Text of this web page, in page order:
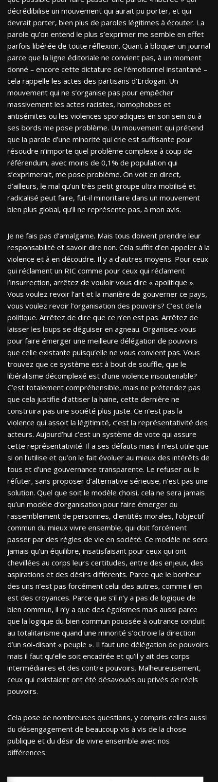
décrédibilise un mouvement qui aurait pu porter, et qui
devrait porter, bien plus de paroles légitimes à écouter. La
parole qu’on entend le plus s’exprimer me semble en effet
parfois libérée de toute réflexion. Quant à bloquer un journal
parce que la ligne éditoriale ne convient pas, à un moment
donné – encore cette dictature de l’émotionnel instantané –
cela rappelle les actes des partisans d’Erdogan. Un
mouvement qui ne s’organise pas pour empêcher
massivement les actes racistes, homophobes et
antisémites ou les violences sporadiques en son sein ou à
ses bords me pose problème. Un mouvement qui prétend
que la parole d’une minorité qui crie est suffisante pour
résoudre n’importe quel problème complexe à coup de
référendum, avec moins de 0,1% de population qui
s’exprimerait, me pose problème. On voit en direct,
d’ailleurs, le mal qu’un très petit groupe ultra mobilisé et
radicalisé peut faire, fut-il minoritaire dans un mouvement
bien plus global, qu’il ne représente pas, à mon avis.
Je ne fais pas d’amalgame. Mais tous doivent prendre leur
responsabilité et savoir dire non. Cela suffit d’en appeler à la
violence et à en découdre. Il y a d’autres moyens. Pour ceux
qui réclament un RIC comme pour ceux qui réclament
l’insurrection, arrêtez de vouloir vous dire « apolitique ».
Vous voulez revoir l’art et la manière de gouverner ce pays,
vous voulez revoir l’organisation des pouvoirs? C’est de la
politique. Arrêtez de dire que ce n’en est pas. Arrêtez de
laisser les loups se déguiser en agneau. Organisez-vous
pour faire émerger une meilleure délégation de pouvoirs
que celle existante puisqu’elle ne vous convient pas. Vous
trouvez que ce système est à bout de souffle, que le
libéralisme décomplexé est d’une violence insoutenable?
C’est totalement compréhensible, mais ne prétendez pas
que cela justifie d’attiser la haine, cette dernière ne
construira pas une société plus juste. Ce n’est pas la
violence qui assoit la légitimité, c’est la représentativité des
acteurs. Aujourd’hui c’est un système de vote qui assure
cette représentativité. Il a ses défauts mais il n’est utile que
si on l’utilise et qu’on le fait évoluer au mieux des intérêts de
tous et d’une gouvernance transparente. Le refuser ou le
réfuter, sans proposer d’alternative sérieuse, n’est pas une
solution. Quel que soit le modèle choisi, cela ne sera jamais
qu’un modèle d’organisation pour faire émerger du
rassemblement de personnes, d’entités morales, l’objectif
commun du mieux vivre ensemble, qui doit forcément
passer par des règles de vie en société. Ce modèle ne sera
jamais qu’un équilibre, insatisfaisant pour ceux qui ont
chevillées au corps leurs certitudes, entre des enjeux, des
aspirations et des désirs différents. Parce que le bonheur
des uns n’est pas forcément celui des autres, comme il en
est des croyances. Parce que s’il n’y a pas de logique de
bien commun, il n’y a que des égoïsmes mais aussi parce
que la logique du bien commun poussée à outrance conduit
au totalitarisme quand une minorité s’octroie la direction
d’un soi-disant « peuple ». Il faut une délégation de pouvoirs
mais il faut qu’elle soit encadrée et qu’il y ait des corps
intermédiaires et des contre pouvoirs. Malheureusement,
ceux qui existaient ont été désavoués ou privés de réels
pouvoirs.
Cela pose de nombreuses questions, y compris celles aussi
du désengagement de beaucoup vis à vis de la chose
publique et du désir de vivre ensemble avec nos
différences.